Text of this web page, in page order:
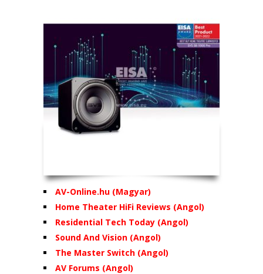
AV-Online.hu (Magyar)
Home Theater HiFi Reviews (Angol)
Residential Tech Today (Angol)
Sound And Vision (Angol)
The Master Switch (Angol)
AV Forums (Angol)